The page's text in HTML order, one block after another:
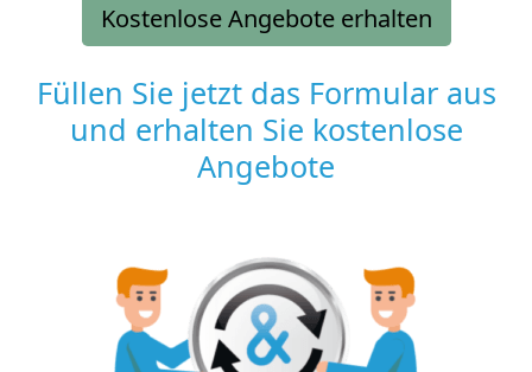
Kostenlose Angebote erhalten
Füllen Sie jetzt das Formular aus
und erhalten Sie kostenlose
Angebote